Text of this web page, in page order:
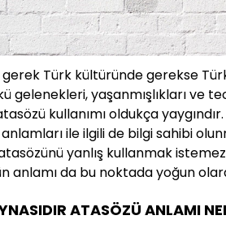
Türk kültüründe gerekse
gelenekleri, yaşanmışlıkları ve
kullanımı oldukça
ile ilgili de bilgi sahibi
yanlış kullanmak
anlamı da bu noktada yoğun
ATASÖZÜ ANLAMI